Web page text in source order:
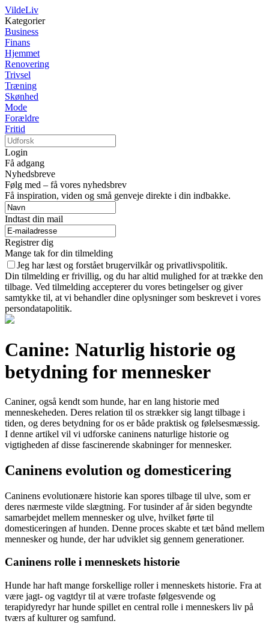
VildeLiv
Kategorier
Business
Finans
Hjemmet
Renovering
Trivsel
Træning
Skønhed
Mode
Forældre
Fritid
Login
Få adgang
Nyhedsbreve
Følg med – få vores nyhedsbrev
Få inspiration, viden og små genveje direkte i din indbakke.
Indtast din mail
Registrer dig
Mange tak for din tilmelding
Jeg har læst og forstået brugervilkår og privatlivspolitik.
Din tilmelding er frivillig, og du har altid mulighed for at trække den
tilbage. Ved tilmelding accepterer du vores betingelser og giver
samtykke til, at vi behandler dine oplysninger som beskrevet i vores
persondatapolitik.
Canine: Naturlig historie og
betydning for mennesker
Caniner, også kendt som hunde, har en lang historie med
menneskeheden. Deres relation til os strækker sig langt tilbage i
tiden, og deres betydning for os er både praktisk og følelsesmæssig.
I denne artikel vil vi udforske caninens naturlige historie og
vigtigheden af disse fascinerende skabninger for mennesker.
Caninens evolution og domesticering
Caninens evolutionære historie kan spores tilbage til ulve, som er
deres nærmeste vilde slægtning. For tusinder af år siden begyndte
samarbejdet mellem mennesker og ulve, hvilket førte til
domesticeringen af hunden. Denne proces skabte et tæt bånd mellem
mennesker og hunde, der har udviklet sig gennem generationer.
Caninens rolle i menneskets historie
Hunde har haft mange forskellige roller i menneskets historie. Fra at
være jagt- og vagtdyr til at være trofaste følgesvende og
terapidyredyr har hunde spillet en central rolle i menneskers liv på
tværs af kulturer og samfund.